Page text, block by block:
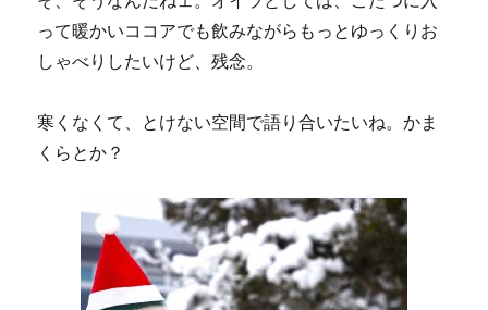
って暖かいココアでも飲みながらもっとゆっくりお
しゃべりしたいけど、残念。
寒くなくて、とけない空間で語り合いたいね。かま
くらとか？